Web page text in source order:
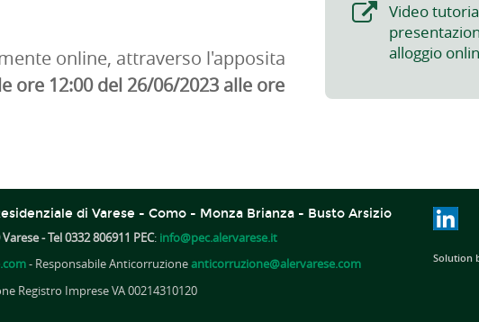
online, attraverso l'apposita
ore 12:00 del 26/06/2023 alle ore
Video
alloggio
di Varese - Como - Monza Brianza - Busto Arsizio
- Tel 0332 806911 PEC: info@pec.alervarese.it
- Responsabile Anticorruzioneanticorruzione@alervarese.com
Registro Imprese VA 00214310120
Solution